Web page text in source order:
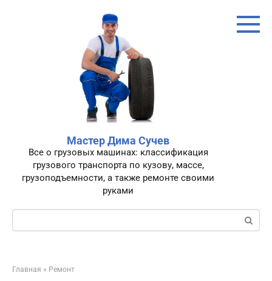
Мастер Дима Сучев
Все о грузовых машинах: классификация
грузового транспорта по кузову, массе,
грузоподъемности, а также ремонте своими
руками
Поиск:
Главная » Ремонт